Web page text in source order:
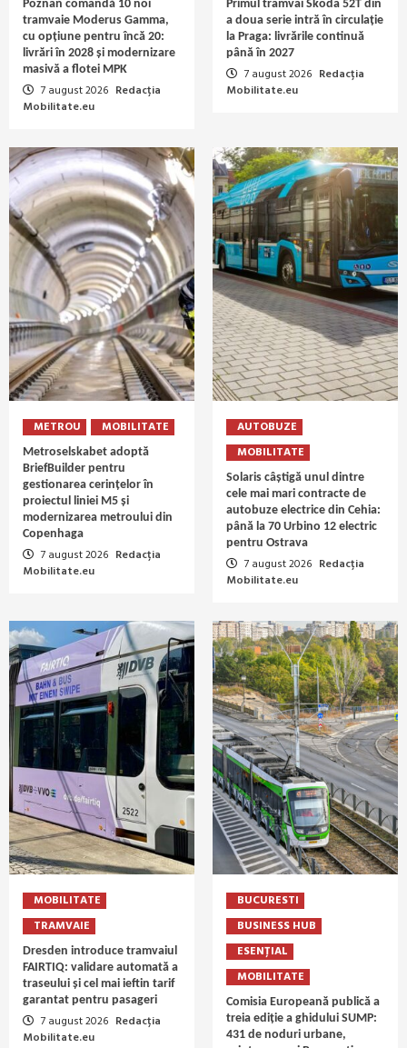
Poznań comandă 10 noi
tramvaie Moderus Gamma,
cu opțiune pentru încă 20:
livrări în 2028 și modernizare
masivă a flotei MPK
7 august 2026 Redacția
Mobilitate.eu
Primul tramvai Škoda 52T din
a doua serie intră în circulație
la Praga: livrările continuă
până în 2027
7 august 2026 Redacția
Mobilitate.eu
METROU MOBILITATE
Metroselskabet adoptă
BriefBuilder pentru
gestionarea cerințelor în
proiectul liniei M5 și
modernizarea metroului din
Copenhaga
7 august 2026 Redacția
Mobilitate.eu
AUTOBUZE
MOBILITATE
Solaris câștigă unul dintre
cele mai mari contracte de
autobuze electrice din Cehia:
până la 70 Urbino 12 electric
pentru Ostrava
7 august 2026 Redacția
Mobilitate.eu
MOBILITATE
TRAMVAIE
Dresden introduce tramvaiul
FAIRTIQ: validare automată a
traseului și cel mai ieftin tarif
garantat pentru pasageri
7 august 2026 Redacția
Mobilitate.eu
BUCURESTI
BUSINESS HUB
ESENȚIAL
MOBILITATE
Comisia Europeană publică a
treia ediție a ghidului SUMP:
431 de noduri urbane,